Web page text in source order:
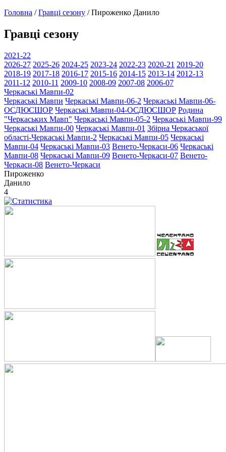
Головна /Гравці сезону /Пироженко Данило
Гравці сезону
2021-22
2026-27 2025-26 2024-25 2023-24 2022-23 2020-21 2019-20
2018-19 2017-18 2016-17 2015-16 2014-15 2013-14 2012-13
2011-12 2010-11 2009-10 2008-09 2007-08 2006-07
Черкаські Мавпи-02
Черкаські Мавпи Черкаські Мавпи-06-2 Черкаські Мавпи-06-
ОСДЮСШОР Черкаські Мавпи-04-ОСДЮСШОР Родина
"Черкаcьких Мавп" Черкаські Мавпи-05-2 Черкаські Мавпи-99
Черкаські Мавпи-00 Черкаські Мавпи-01 Збірна Черкаської
області-Черкаські Мавпи-2 Черкаські Мавпи-05 Черкаські
Мавпи-04 Черкаські Мавпи-03 Венето-Черкаси-06 Черкаські
Мавпи-08 Черкаські Мавпи-09 Венето-Черкаси-07 Венето-
Черкаси-08 Венето-Черкаси
Пироженко
Данило
4